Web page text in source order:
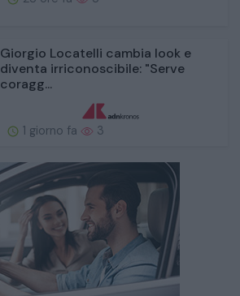
Giorgio Locatelli cambia look e
diventa irriconoscibile: "Serve
coragg...
1 giorno fa 3